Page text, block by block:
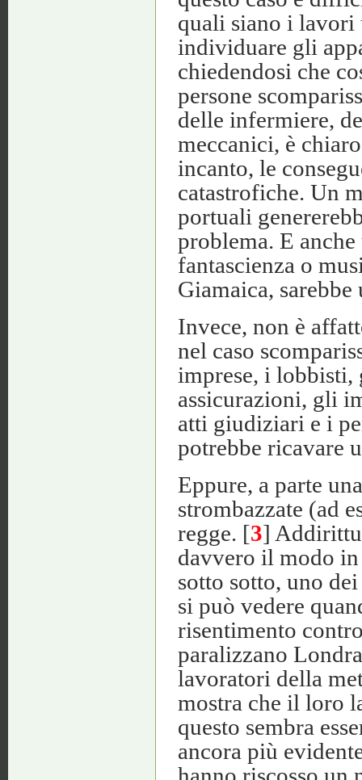
quali siano i lavori
individuare gli
chiedendosi che
persone
delle infermiere,
meccanici, è
incanto, le
catastrofiche. Un
portuali
problema. E
fantascienza o
Giamaica, sarebbe
Invece, non è
nel caso
imprese, i
assicurazioni, gli
atti giudiziari e i
potrebbe ricavare
Eppure, a parte
strombazzate (ad
regge. [3]
davvero il modo in
sotto sotto, uno
si può vedere
risentimento
paralizzano
lavoratori della
mostra che il loro
questo sembra
ancora più